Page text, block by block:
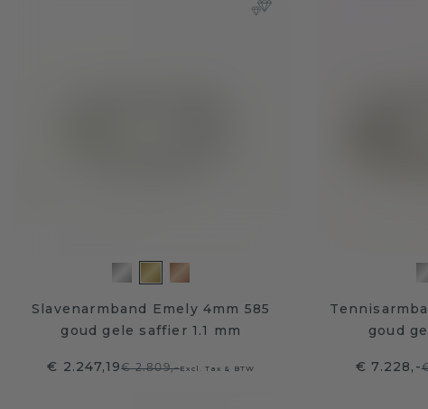
Slavenarmband Emely 4mm 585
goud gele saffier 1.1 mm
€ 2.247,19€ 2.809,-Excl. Tax & BTW
goud
€ 7.228,-